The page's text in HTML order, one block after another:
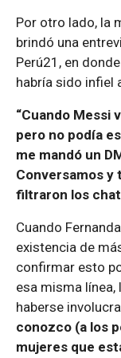
Por otro lado, la
brindó una
Perú21, en
habría sido infiel
“Cuando Messi
pero no podía
me mandó un
Conversamos y
filtraron los
Cuando
existencia de
confirmar esto
esa misma
haberse
conozco (a los
mujeres que